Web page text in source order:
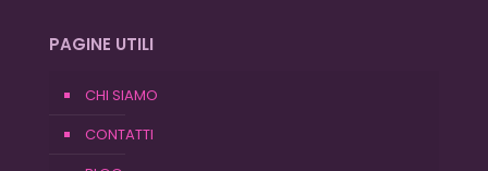
PAGINE UTILI
CHI SIAMO
CONTATTI